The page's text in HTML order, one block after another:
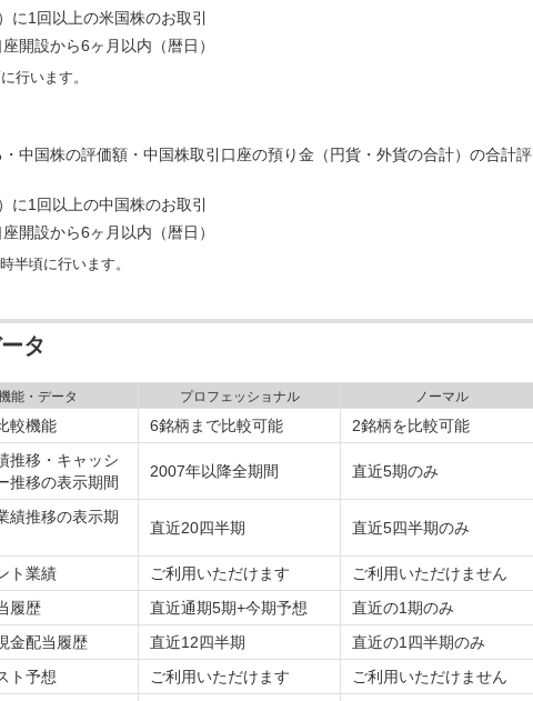
1回以上の米国株のお取引
開設から6ヶ月以内（暦日）
行います。
中国株の評価額・中国株取引口座の預り金（円貨・外貨の合計）の合計評
1回以上の中国株のお取引
開設から6ヶ月以内（暦日）
半頃に行います。
タ
能・データ プロフェッショナル
ノーマル
較機能 6銘柄まで比較可能 2銘柄を比較可能
推移・キャッシ
推移の表示期間
2007年以降全期間 直近5期のみ
績推移の表示期
直近20四半期 直近5四半期のみ
ト業績 ご利用いただけます
ご利用いただけません
履歴
直近通期5期+今期予想
直近の1期のみ
金配当履歴
直近12四半期
直近の1四半期のみ
ト予想
ご利用いただけます
ご利用いただけません